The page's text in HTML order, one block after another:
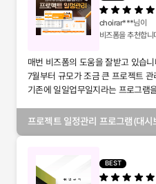
choirar***님이
비즈폼을 추천합니
매번 비즈폼의 도움을 잘받고 있습
7월부터 규모가 조금 큰 프로젝트
기존에 일일업무일지라는 프로그램
프로젝트 일정관리 프로그램(대
BEST